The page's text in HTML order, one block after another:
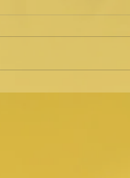
Jasnovidnost